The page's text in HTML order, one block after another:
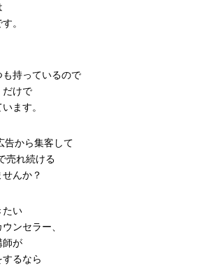
。
も持っているので
だけで
ます。
告から集客して
売れ続ける
んか？
たい
ンセラー、
師が
るなら